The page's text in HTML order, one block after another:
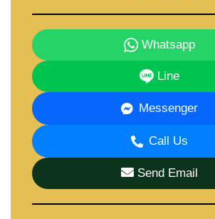
Whatsapp
Line
Messenger
Call Us
Send Email